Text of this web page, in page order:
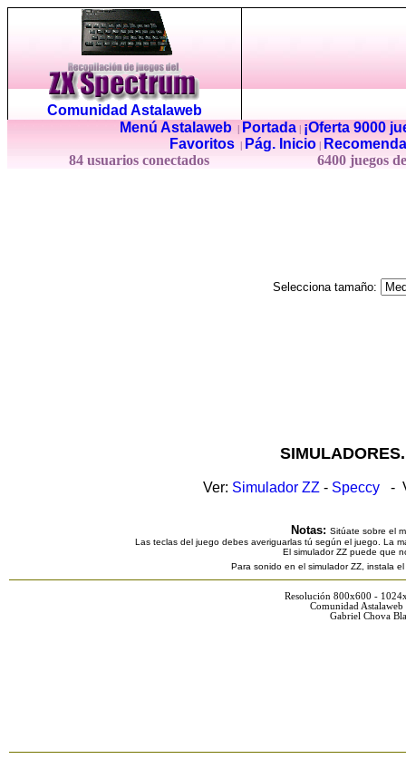
Comunidad Astalaweb
Menú Astalaweb| Portada|
¡Oferta 9000
Favoritos
Pág. Inicio
84 usuarios conectados
6400 juegos
Selecciona tamaño:
Ver: Simulador ZZ - Speccy -
Notas: Sitúate sobre el
Las teclas del juego debes averiguarlas tú según el juego. La
El simulador ZZ puede que
Para sonido en el simulador ZZ, instala
Resolución 800x600 -
Comunidad
Gabriel Chova